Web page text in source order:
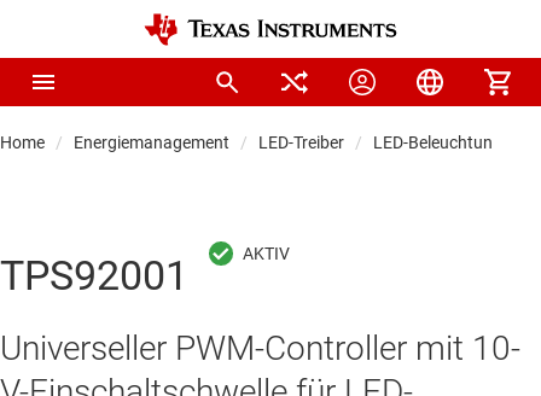
Home Energiemanagement LED-Treiber LED-
TPS92001
Universeller PWM-Controller mit 10-